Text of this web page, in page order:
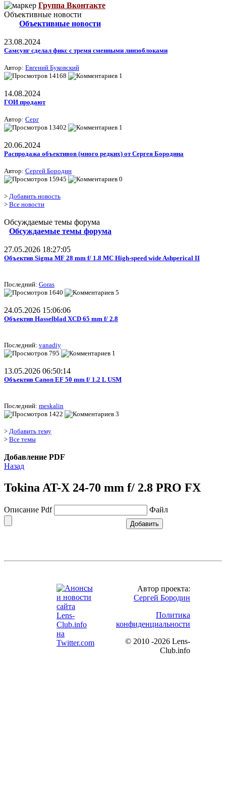
Группа Вконтакте
Объективные новости
Объективные новости
23.08.2024
Самсунг сделал фикс с тремя сменными линзоблоками
Автор: Евгений Буковский
14168
1
14.08.2024
ГОИ продают
Автор: Серг
13402
1
20.06.2024
Распродажа объективов (много редких) от Сергея Бородина
Автор: Сергей Бородин
15945
0
> Добавить новость
> Все новости
Обсуждаемые темы форума
Обсуждаемые темы форума
27.05.2026 18:27:05
Объектив Sigma MF 28 mm f/ 1.8 MC High-speed wide Ashperical II
Последний: Goras
1640
5
24.05.2026 15:06:06
Объектив Hasselblad XCD 65 mm f/ 2.8
Последний: vanadiy
795
1
13.05.2026 06:50:14
Объектив Canon EF 50 mm f/ 1.2 L USM
Последний: meskalin
1422
3
> Добавить тему
> Все темы
Добавление PDF
Назад
Tokina AT-X 24-70 mm f/ 2.8 PRO FX
Описание Pdf Файл
Автор проекта:
Сергей Бородин
Политика
конфиденциальности
© 2010 -2026 Lens-
Club.info